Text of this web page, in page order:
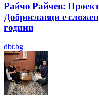
Райчо Райчев:
Доброславци е
години
dbr.bg